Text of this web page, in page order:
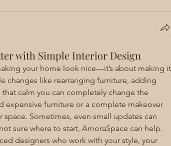
with Simple Interior Design
your home look nice—it’s about making it
changes like rearranging furniture, adding
calm you can completely change the
expensive furniture or a complete makeover
Sometimes, even small updates can
sure where to start, AmoraSpace can help.
designers who work with your style, your